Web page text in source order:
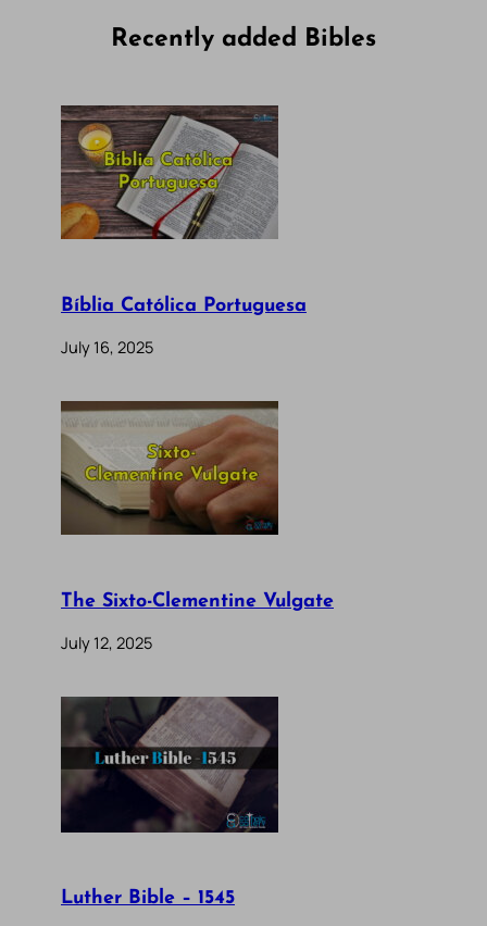
Recently added Bibles
Bíblia Católica Portuguesa
July 16, 2025
The Sixto-Clementine Vulgate
July 12, 2025
Luther Bible – 1545